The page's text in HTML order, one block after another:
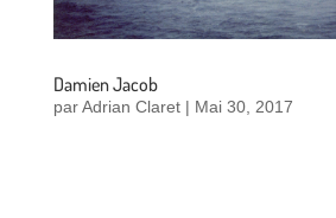
Damien Jacob
parAdrian Claret| Mai 30, 2017